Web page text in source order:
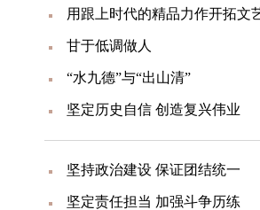
用跟上时代的精品力作开拓文
甘于低调做人
“水九德”与“出山清”
坚定历史自信 创造复兴伟业
坚持政治建设 保证团结统一
坚定责任担当 加强斗争历练